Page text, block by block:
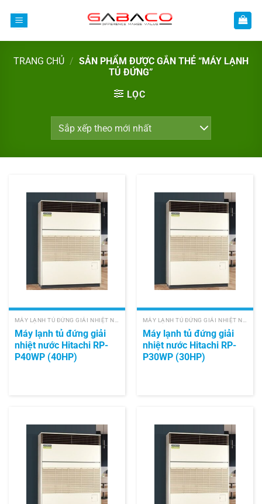
TRANG CHỦ / SẢN PHẨM ĐƯỢC GẮN THẺ “MÁY LẠNH
TỦ ĐỨNG”
LỌC
MÁY LẠNH TỦ ĐỨNG GIẢI NHIỆT NƯỚC HITACHI
Máy lạnh tủ đứng giải
nhiệt nước Hitachi RP-
P40WP (40HP)
MÁY LẠNH TỦ ĐỨNG GIẢI NHIỆT NƯỚC HITACHI
Máy lạnh tủ đứng giải
nhiệt nước Hitachi RP-
P30WP (30HP)